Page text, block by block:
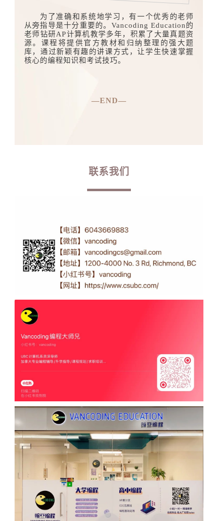
为了准确和系统地学习，有一个优秀的老师
从旁指导是十分重要的。Vancoding Education的
老师钻研AP计算机教学多年，积累了大量真题资
源。课程将提供官方教材和归纳整理的强大题
库，通过新颖有趣的讲课方式，让学生快速掌握
核心的编程知识和考试技巧。
—END—
联系我们